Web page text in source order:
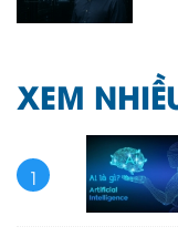
XEM
1